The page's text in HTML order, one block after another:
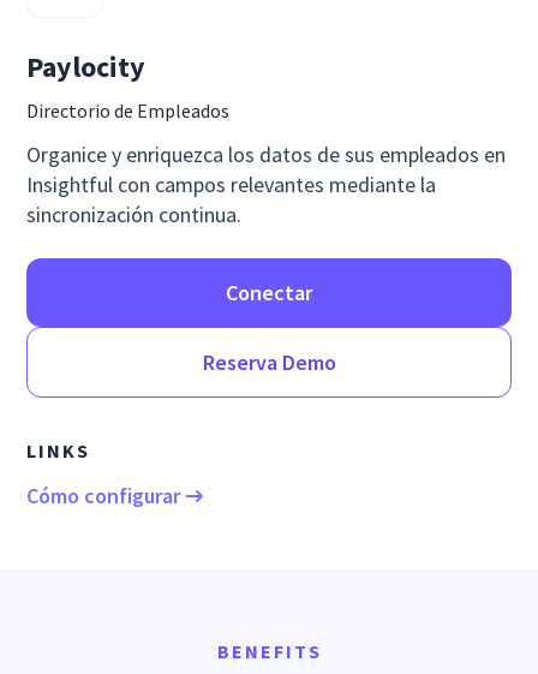
Paylocity
Directorio de Empleados
Organice y enriquezca los datos de sus empleados en
Insightful con campos relevantes mediante la
sincronización continua.
Conectar
Reserva Demo
LINKS
Cómo configurar
BENEFITS